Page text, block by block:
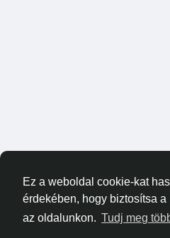
Ez a weboldal cookie-kat
érdekében, hogy biztosítsa
az oldalunkon. Tudj meg